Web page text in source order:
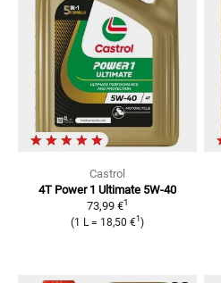
Castrol
4T Power 1 Ultimate 5W-40
73,99 €1
(1 L= 18,50 €1 )